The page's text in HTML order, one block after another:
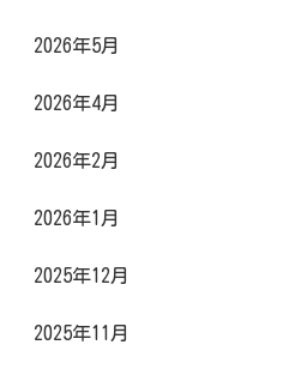
2026年5月
2026年4月
2026年2月
2026年1月
2025年12月
2025年11月